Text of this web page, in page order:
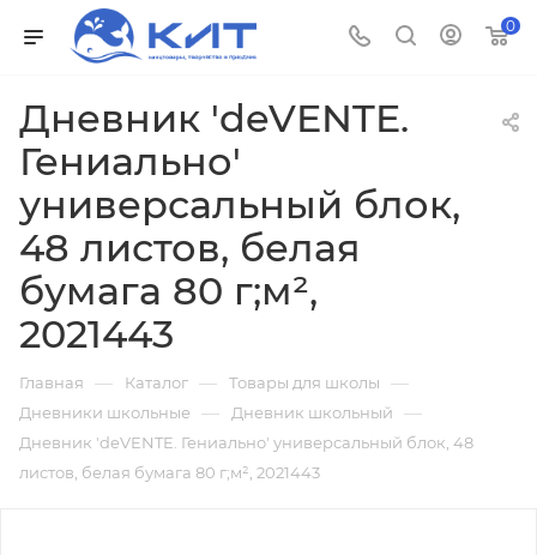
0
Дневник 'deVENTE.
Гениально'
универсальный блок,
48 листов, белая
бумага 80 г;м²,
2021443
Главная — Каталог — Товары для школы —
Дневники школьные — Дневник школьный —
Дневник 'deVENTE. Гениально' универсальный блок, 48
листов, белая бумага 80 г;м², 2021443